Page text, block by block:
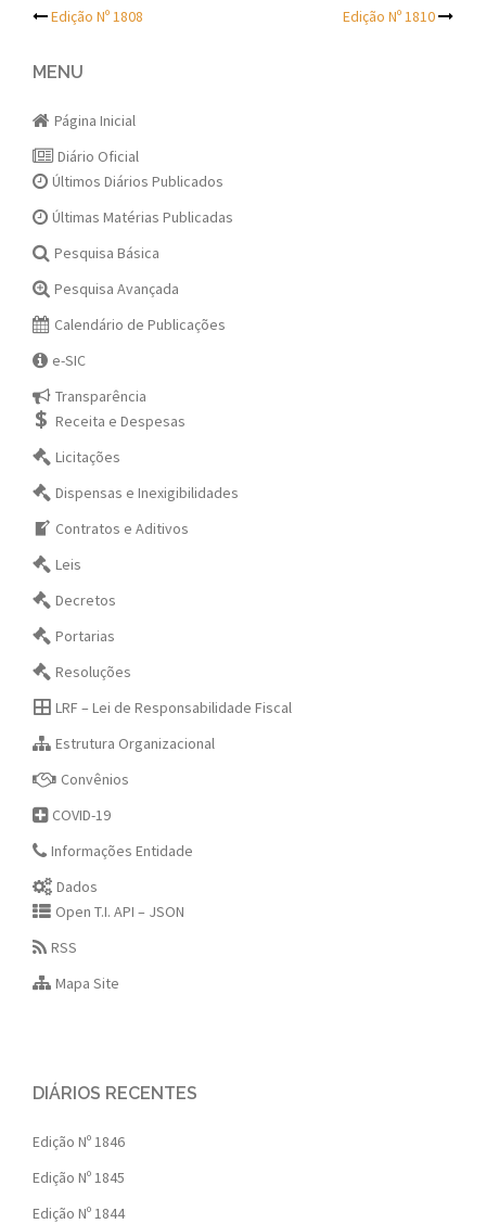
Post
navigation
Edição Nº 1808 Edição Nº 1810
MENU
Página Inicial
Diário Oficial
Últimos Diários Publicados
Últimas Matérias Publicadas
Pesquisa Básica
Pesquisa Avançada
Calendário de Publicações
e-SIC
Transparência
Receita e Despesas
Licitações
Dispensas e Inexigibilidades
Contratos e Aditivos
Leis
Decretos
Portarias
Resoluções
LRF – Lei de Responsabilidade Fiscal
Estrutura Organizacional
Convênios
COVID-19
Informações Entidade
Dados
Open T.I. API – JSON
RSS
Mapa Site
DIÁRIOS RECENTES
Edição Nº 1846
Edição Nº 1845
Edição Nº 1844